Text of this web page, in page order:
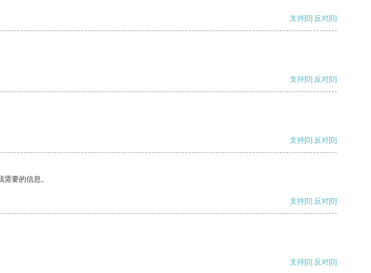
支持[0] 反对[0]
支持[0] 反对[0]
支持[0] 反对[0]
要的信息。
支持[0] 反对[0]
支持[0] 反对[0]